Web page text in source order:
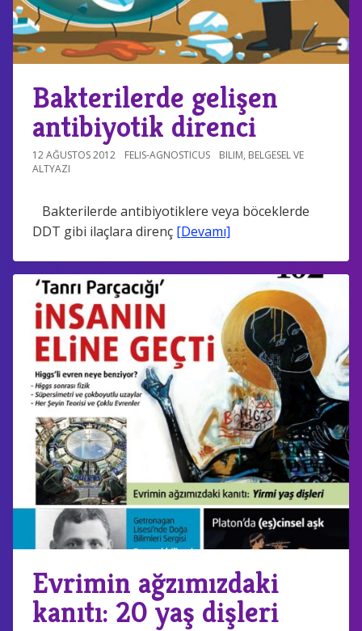
Bakterilerde gelişen
antibiyotik direnci
12 AĞUSTOS 2012 FELIS-AGNOSTICUS BILIM, BELGESEL VE
ALTYAZI
Bakterilerde antibiyotiklere veya böceklerde
DDT gibi ilaçlara direnç [Devamı]
Evrimin ağzımızdaki
kanıtı: 20 yaş dişleri